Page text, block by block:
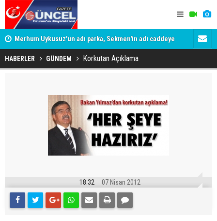
Merhum Uykusuz'un adı parka, Sekmen'in adı caddeye
verildi
HABERLER GÜNDEM Korkutan Açıklama
18:32 07 Nisan 2012